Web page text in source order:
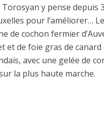
Torosyan y pense depuis
pour l’améliorer…
de cochon fermier
et de foie gras de
avec une gelée de
la plus haute marche.